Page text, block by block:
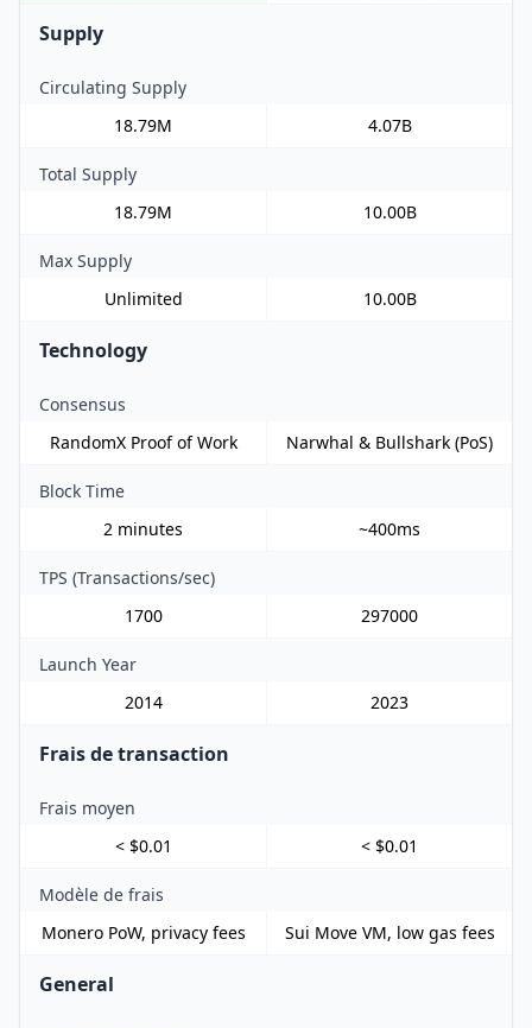
Supply
Circulating Supply
18.79M
4.07B
Total Supply
18.79M
10.00B
Max Supply
Unlimited
10.00B
Technology
Consensus
RandomX Proof of Work
Narwhal & Bullshark (PoS)
Block Time
2 minutes
~400ms
TPS (Transactions/sec)
1700
297000
Launch Year
2014
2023
Frais de transaction
Frais moyen
< $0.01
< $0.01
Modèle de frais
Monero PoW, privacy fees
Sui Move VM, low gas fees
General